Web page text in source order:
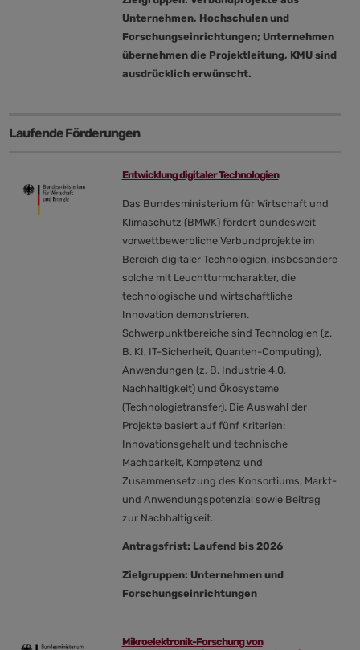
Unternehmen, Hochschulen und
Forschungseinrichtungen; Unternehmen
übernehmen die Projektleitung, KMU sind
ausdrücklich erwünscht.
Laufende Förderungen
Entwicklung digitaler Technologien
Das Bundesministerium für Wirtschaft und
Klimaschutz (BMWK) fördert bundesweit
vorwettbewerbliche Verbundprojekte im
Bereich digitaler Technologien, insbesondere
solche mit Leuchtturmcharakter, die
technologische und wirtschaftliche
Innovation demonstrieren.
Schwerpunktbereiche sind Technologien (z.
B. KI, IT-Sicherheit, Quanten-Computing),
Anwendungen (z. B. Industrie 4.0,
Nachhaltigkeit) und Ökosysteme
(Technologietransfer). Die Auswahl der
Projekte basiert auf fünf Kriterien:
Innovationsgehalt und technische
Machbarkeit, Kompetenz und
Zusammensetzung des Konsortiums, Markt-
und Anwendungspotenzial sowie Beitrag
zur Nachhaltigkeit.
Antragsfrist: Laufend bis 2026
Zielgruppen: Unternehmen und
Forschungseinrichtungen
Mikroelektronik-Forschung von